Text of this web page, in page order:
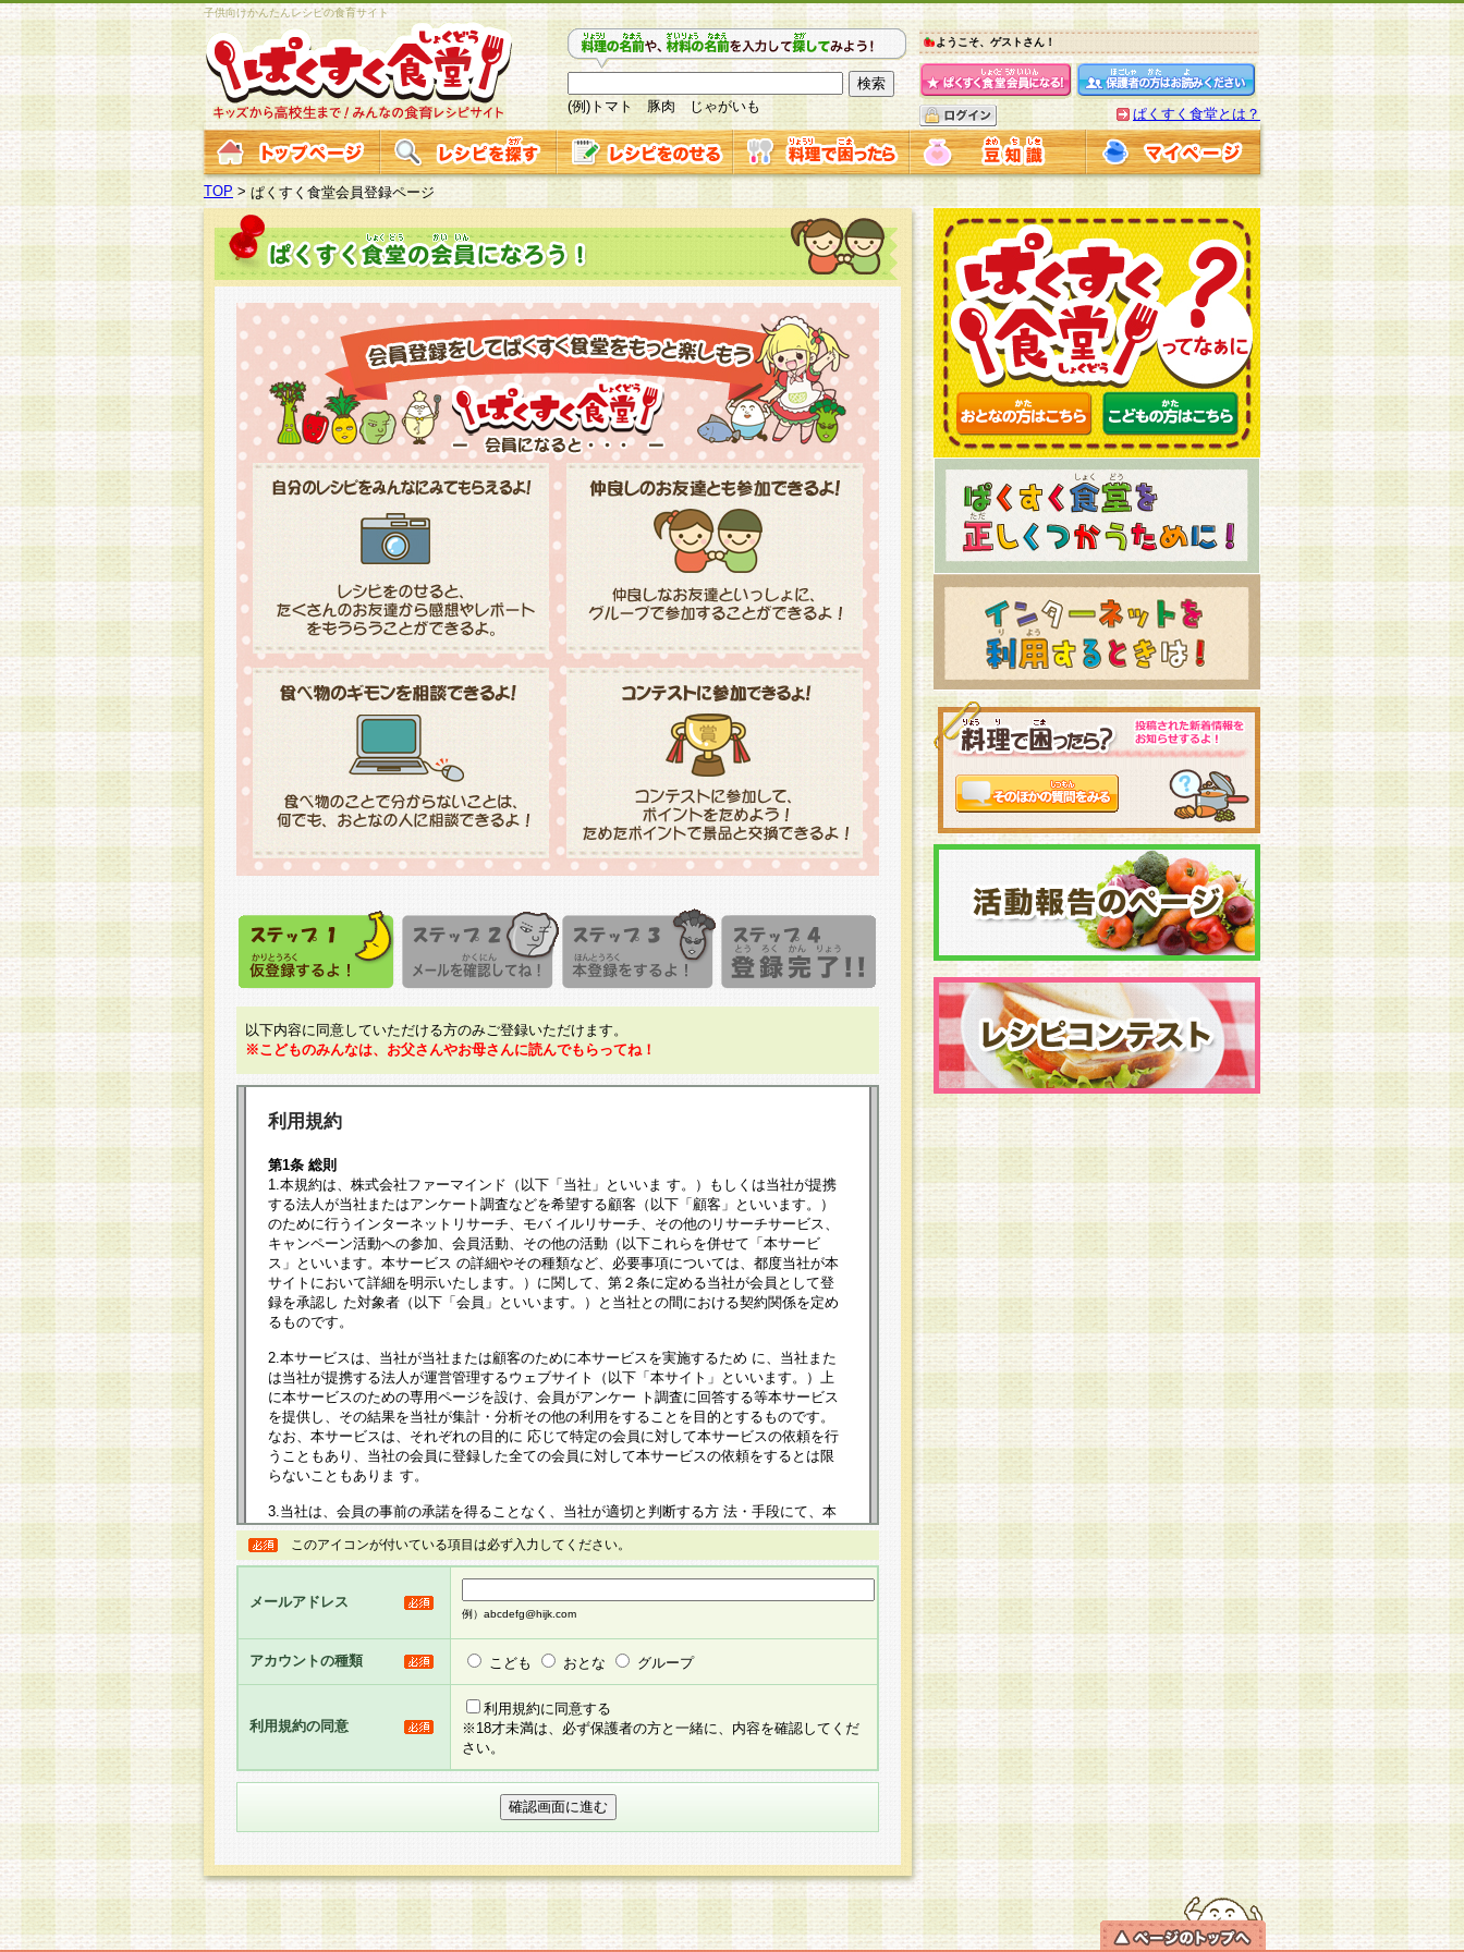
子供向けかんたんレシピの食育サイト
(例)トマト 豚肉 じゃがいも
ようこそ、ゲストさん！
ぱくすく食堂とは？
TOP >ぱくすく食堂会員登録ページ
以下内容に同意していただける方のみご登録いただけます。
※こどものみんなは、お父さんやお母さんに読んでもらってね！
利用規約
第1条 総則
1.本規約は、株式会社ファーマインド（以下「当社」といいま す。）もしくは当社が提携
する法人が当社またはアンケート調査などを希望する顧客（以下「顧客」といいます。）
のために行うインターネットリサーチ、モバ イルリサーチ、その他のリサーチサービス、
キャンペーン活動への参加、会員活動、その他の活動（以下これらを併せて「本サービ
ス」といいます。本サービス の詳細やその種類など、必要事項については、都度当社が本
サイトにおいて詳細を明示いたします。）に関して、第２条に定める当社が会員として登
録を承認し た対象者（以下「会員」といいます。）と当社との間における契約関係を定め
るものです。
2.本サービスは、当社が当社または顧客のために本サービスを実施するため に、当社また
は当社が提携する法人が運営管理するウェブサイト（以下「本サイト」といいます。）上
に本サービスのための専用ページを設け、会員がアンケー ト調査に回答する等本サービス
を提供し、その結果を当社が集計・分析その他の利用をすることを目的とするものです。
なお、本サービスは、それぞれの目的に 応じて特定の会員に対して本サービスの依頼を行
うこともあり、当社の会員に登録した全ての会員に対して本サービスの依頼をするとは限
らないこともありま す。
3.当社は、会員の事前の承諾を得ることなく、当社が適切と判断する方 法・手段にて、本
規約を任意に制定、変更または修正することができるものとします。改定後の本規約等
は、本規約においては本サイトに掲示したときに、その 他の諸規定については、会員に対
して告知の案内を配信または本サイトに掲示したときのいずれか早い時期をもってその効
るものとします。
5.当社がお聞きする個人情報は、すべて会員登録希望者の自由な意思で提 供いただいたも
のと考えております。従って、会員登録希望者が自らの個人情報の提供を希望されない場
合には、当社はその個人情報をお預かりいたしません が、提供されないことによって、当
社の取扱商品やサービス等をご利用いただけない場合がありますことを予めご了承くださ
い。
6.当社は、お客様から当社が保有している個人情報の開示・訂正・追加・ 利用停止等を求
められた場合には、ご本人様であることが当社にて確認できた場合に限り、法令に準拠し
せ先となります。
第2条 会員の資格
1.会員とは、本規約等を承諾のうえ、当社所定の登録手続きを全て完了し、当社が承認した
このアイコンが付いている項目は必ず入力してください。
メールアドレス
例）abcdefg@hijk.com
アカウントの種類 こども おとな グループ
利用規約の同意
利用規約に同意する
※18才未満は、必ず保護者の方と一緒に、内容を確認してくだ
さい。